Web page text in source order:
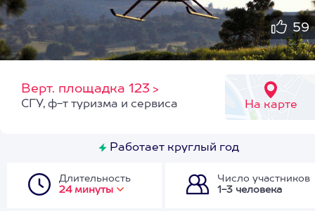
59
Верт. площадка 123 >
На карте
СГУ, ф-т туризма и сервиса
Работает круглый год
Длительность
24 минуты
Число участников
1-3 человека